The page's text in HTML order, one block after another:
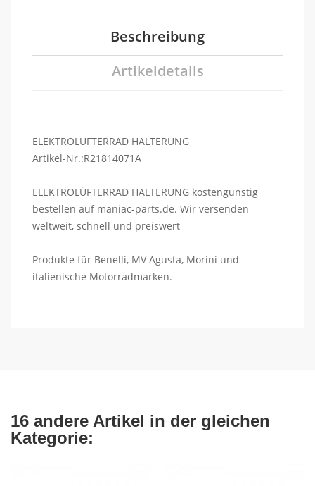
Beschreibung
Artikeldetails
ELEKTROLÜFTERRAD HALTERUNG
Artikel-Nr.:R21814071A
ELEKTROLÜFTERRAD HALTERUNG kostengünstig
bestellen auf maniac-parts.de. Wir versenden
weltweit, schnell und preiswert
Produkte für Benelli, MV Agusta, Morini und
italienische Motorradmarken.
16 andere Artikel in der gleichen
Kategorie: